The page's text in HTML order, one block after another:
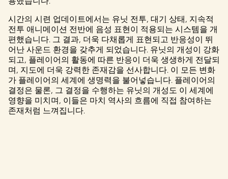
시간의 시련 업데이트에서는 유닛 전투, 대기 상태, 지속적
전투 애니메이션 전반에 음성 표현이 적용되는 시스템을 개
편했습니다. 그 결과, 더욱 다채롭게 표현되고 반응성이 뛰
어난 사운드 환경을 갖추게 되었습니다. 유닛의 개성이 강화
되고, 플레이어의 활동에 따른 반응이 더욱 생생하게 전달되
며, 지도에 더욱 강력한 존재감을 선사합니다. 이 모든 변화
가 플레이어의 세계에 생명력을 불어넣습니다. 플레이어의
결정은 물론, 그 결정을 수행하는 유닛의 개성도 이 세계에
영향을 미치며, 이들은 마치 역사의 흐름에 직접 참여하는
존재처럼 느껴집니다.